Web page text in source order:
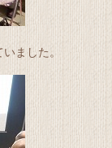
ました。